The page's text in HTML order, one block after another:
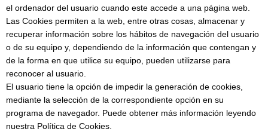
el ordenador del usuario cuando este accede a una página web.
Las Cookies permiten a la web, entre otras cosas, almacenar y
recuperar información sobre los hábitos de navegación del usuario
o de su equipo y, dependiendo de la información que contengan y
de la forma en que utilice su equipo, pueden utilizarse para
reconocer al usuario.
El usuario tiene la opción de impedir la generación de cookies,
mediante la selección de la correspondiente opción en su
programa de navegador. Puede obtener más información leyendo
nuestra Política de Cookies.